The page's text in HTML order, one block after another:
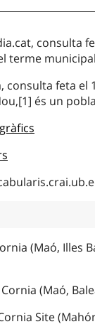
consulta
terme
consulta feta el
és un
(Maó, Illes
Cornia (Maó,
Site